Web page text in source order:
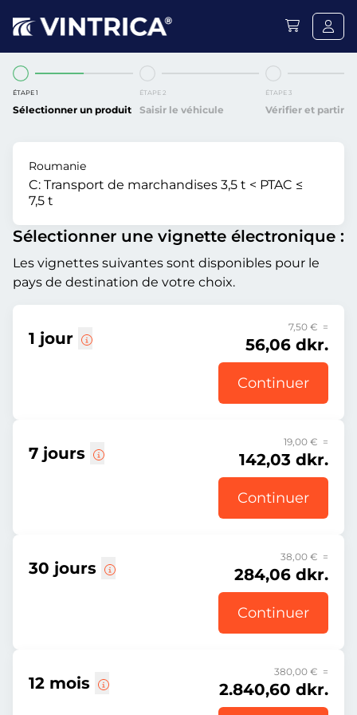
ÉTAPE 1
Sélectionner un produit
ÉTAPE 2
Saisir le véhicule
ÉTAPE 3
Vérifier et partir
Roumanie
C: Transport de marchandises 3,5 t < PTAC ≤
7,5 t
Sélectionner une vignette électronique :
Les vignettes suivantes sont disponibles pour le
pays de destination de votre choix.
1 jour
7,50 € =
56,06 dkr.
Continuer
7 jours
19,00 € =
142,03 dkr.
Continuer
30 jours
38,00 € =
284,06 dkr.
Continuer
12 mois
380,00 € =
2.840,60 dkr.